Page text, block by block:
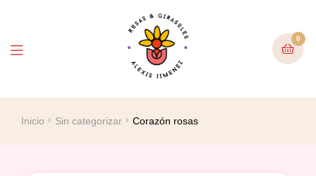
0
Inicio Sin categorizar Corazón rosas